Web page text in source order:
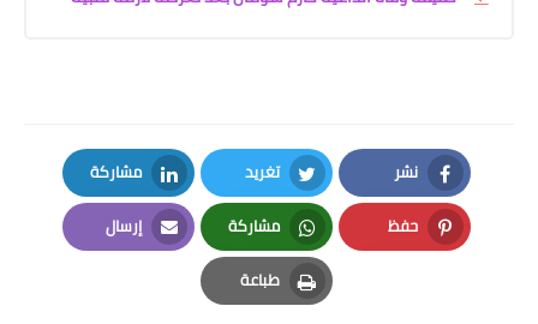
نشر
Facebook
تغريد
Twitter
مشاركة
LinkedIn
حفظ
Pinterest
مشاركة
Whatsapp
إرسال
Email
طباعة
Print